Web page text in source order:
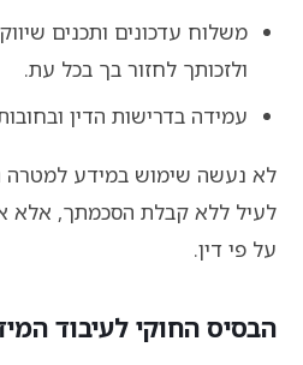
משלוח עדכונים ותכנים
ולזכותך לחזור בך בכל עת.
עמידה בדרישות הדין
לא נעשה שימוש במידע למטרה
לעיל ללא קבלת הסכמתך, אלא
על פי דין.
הבסיס החוקי לעיבוד